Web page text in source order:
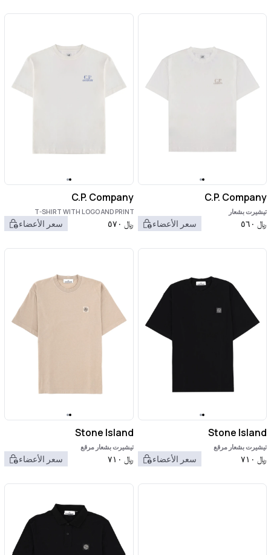
C.P. Company
تيشيرت بشعار
﷼ ٥٦٠ سعر الأعضاء
C.P. Company
T-SHIRT WITH LOGO AND PRINT
﷼ ٥٧٠ سعر الأعضاء
Stone Island
تيشيرت بشعار مرقع
﷼ ٧١٠ سعر الأعضاء
Stone Island
تيشيرت بشعار مرقع
﷼ ٧١٠ سعر الأعضاء